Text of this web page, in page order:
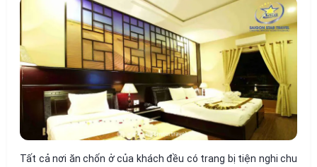
Tất cả nơi ăn chốn ở của khách đều có trang bị tiện nghi chu